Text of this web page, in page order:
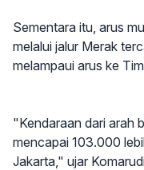
Sementara itu, arus
melalui jalur Merak
melampaui arus ke
"Kendaraan dari arah
mencapai 103.000
Jakarta," ujar